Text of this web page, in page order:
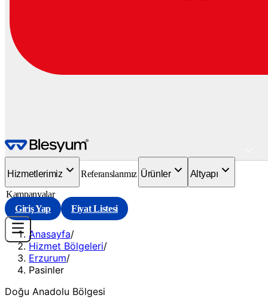
Hizmetlerimiz Referanslarımız Ürünler
Altyapı
Kampanyalar
Giriş Yap
Fiyat Listesi
Anasayfa/
Hizmet Bölgeleri/
Erzurum/
Pasinler
Doğu Anadolu Bölgesi